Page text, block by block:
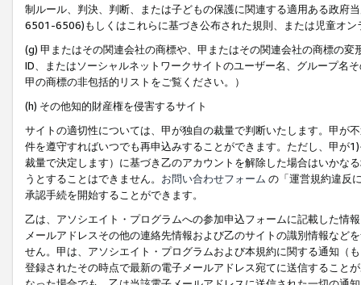
制ルール、判決、判断、または子どもの保護に関連する適用ある政府
6501-6506)もしくはこれらに基づき公布された規則、または児童オン
(g) 甲またはその関連会社の商標や、甲またはその関連会社の商標の
ID、またはソーシャルネットワークサイトのユーザー名、グループ名
甲の商標の非包括的リストをご覧ください。）
(h) その他知的財産権を侵害するサイト
サイトの適切性については、甲が独自の裁量で判断いたします。甲が
件を遵守すればいつでも再申込みすることができます。ただし、甲が
裁量で決定します）に基づき乙のアカウントを解除した場合はいかな
うとすることはできません。 お問い合わせフォーム の「運営規約違反
承認手続を開始することができます。
乙は、アソシエイト・プログラムへの参加申込フォームに記載した情
メールアドレスその他の連絡先情報および乙のサイトの識別情報など
せん。甲は、アソシエイト・プログラムおよび本規約に関する通知（
登録されたその時点で最新の電子メールアドレス宛てに送信すること